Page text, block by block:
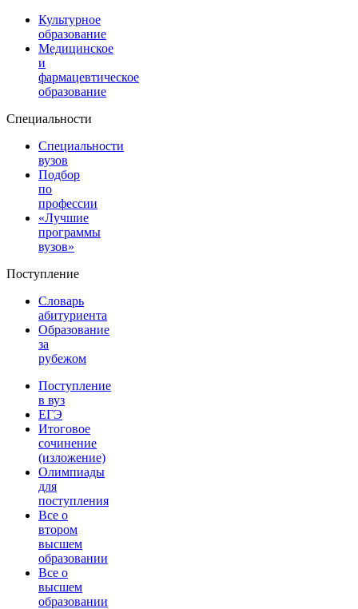
Культурное
образование
Медицинское
и
фармацевтическое
образование
Специальности
Специальности
вузов
Подбор
по
профессии
«Лучшие
программы
вузов»
Поступление
Словарь
абитуриента
Образование
за
рубежом
Поступление
в вуз
ЕГЭ
Итоговое
сочинение
(изложение)
Олимпиады
для
поступления
Все о
втором
высшем
образовании
Все о
высшем
образовании